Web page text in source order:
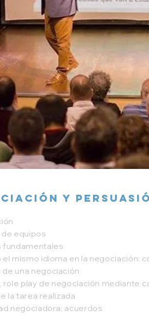
y
de equipos
fundamentales
el mismo idioma en la negociación:
de una negociación
role play de negociación mediante
la tarea realizada
negociadora: acuerdos